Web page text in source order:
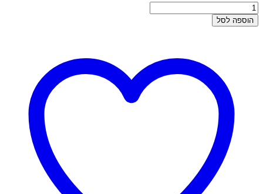
כמות
של
עגילי
הוספה לסל